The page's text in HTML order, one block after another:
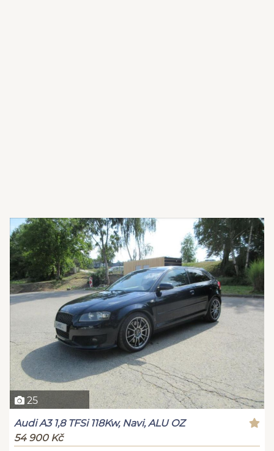
25
Audi A3 1,8 TFSi 118Kw, Navi, ALU OZ
54 900 Kč